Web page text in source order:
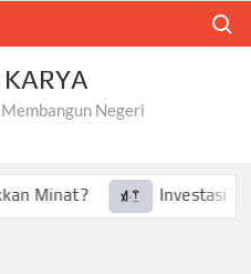
Negeri
Minat? Investasi Tesla